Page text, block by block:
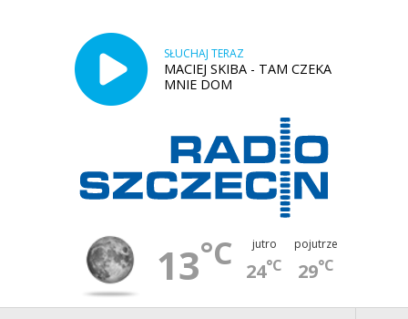
SŁUCHAJ TERAZ
MACIEJ SKIBA - TAM CZEKA
MNIE DOM
13°C jutro
24°C
pojutrze
29°C